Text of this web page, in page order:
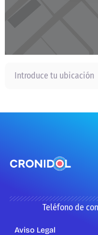
Teléfono de
Aviso Legal